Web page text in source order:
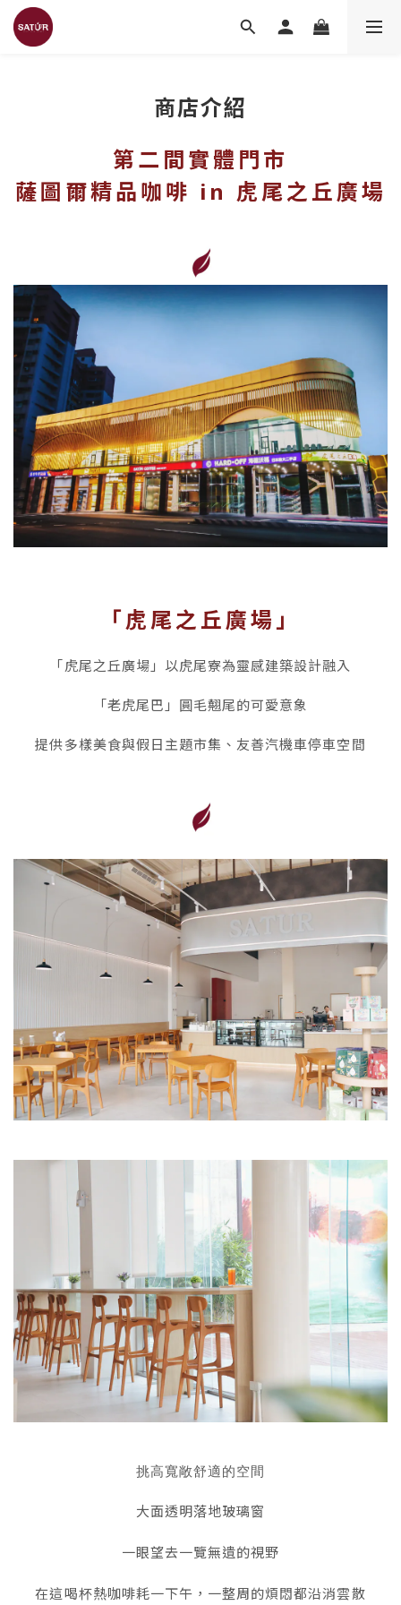
商店介紹
第二間實體門市
薩圖爾精品咖啡 in 虎尾之丘廣場
「虎尾之丘廣場 」
「虎尾之丘廣場」以虎尾寮為靈感建築設計融入
「老虎尾巴」圓毛翹尾的可愛意象
提供多樣美食與假日主題市集、友善汽機車停車空間
挑高寬敞舒適的空間
大面透明落地玻璃窗
一眼望去一覽無遺的視野
在這喝杯熱咖啡耗一下午，一整周的煩悶都沿消雲散